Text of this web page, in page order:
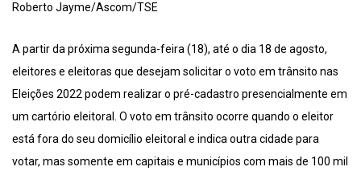
Roberto Jayme/Ascom/TSE
A partir da próxima segunda-feira (18), até o dia 18 de agosto,
eleitores e eleitoras que desejam solicitar o voto em trânsito nas
Eleições 2022 podem realizar o pré-cadastro presencialmente em
um cartório eleitoral. O voto em trânsito ocorre quando o eleitor
está fora do seu domicílio eleitoral e indica outra cidade para
votar, mas somente em capitais e municípios com mais de 100 mil